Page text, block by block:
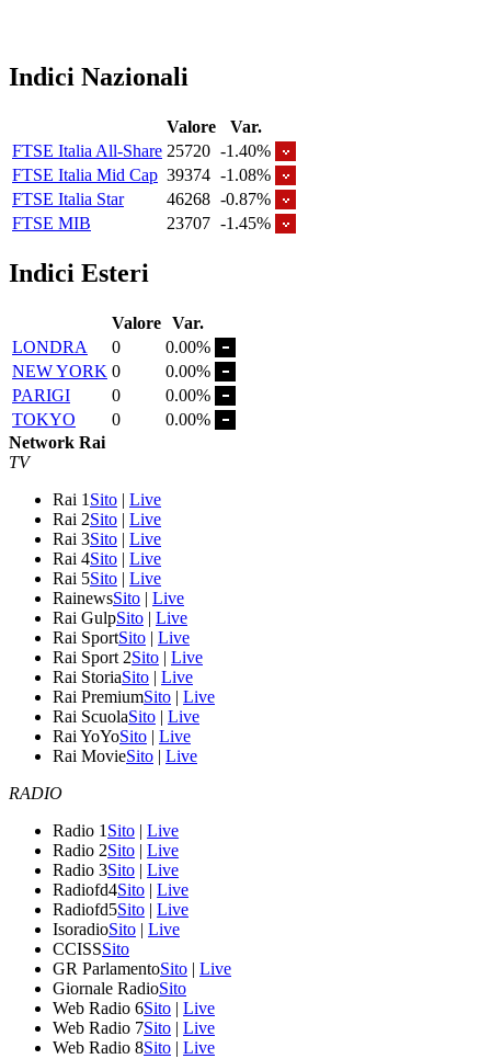
Indici Nazionali
Valore
Var.
FTSE Italia All-Share 25720 -1.40%
FTSE Italia Mid Cap 39374 -1.08%
FTSE Italia Star
46268 -0.87%
FTSE MIB
23707 -1.45%
Indici Esteri
Valore Var.
LONDRA
0
0.00%
NEW YORK 0
0.00%
PARIGI
0
0.00%
TOKYO
0
0.00%
Network Rai
TV
Rai 1 Sito | Live
Rai 2Sito | Live
Rai 3Sito | Live
Rai 4Sito | Live
Rai 5Sito | Live
RainewsSito | Live
Rai GulpSito | Live
Rai SportSito | Live
Rai Sport 2Sito | Live
Rai StoriaSito | Live
Rai PremiumSito | Live
Rai ScuolaSito | Live
Rai YoYoSito | Live
Rai MovieSito | Live
RADIO
Radio 1 Sito | Live
Radio 2Sito | Live
Radio 3Sito | Live
Radiofd4Sito | Live
Radiofd5Sito | Live
IsoradioSito | Live
CCISSSito
GR ParlamentoSito | Live
Giornale RadioSito
Web Radio 6Sito | Live
Web Radio 7Sito | Live
Web Radio 8Sito | Live